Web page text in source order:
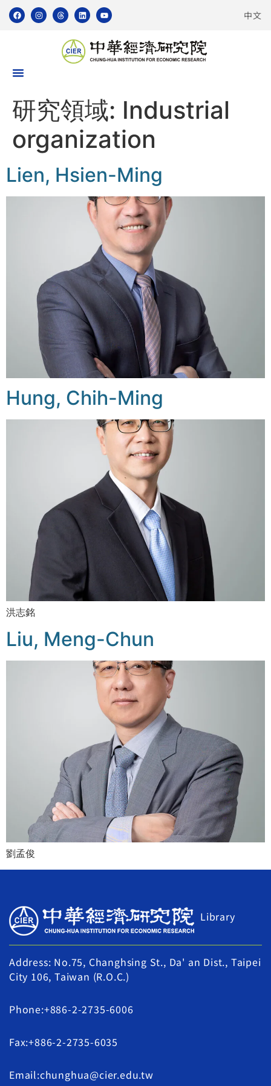
中文
研究領域: Industrial
organization
Lien, Hsien-Ming
Hung, Chih-Ming
洪志銘
Liu, Meng-Chun
劉孟俊
Library
Address: No.75, Changhsing St., Da' an Dist., Taipei
City 106, Taiwan (R.O.C.)
Phone:+886-2-2735-6006
Fax:+886-2-2735-6035
Email:chunghua@cier.edu.tw